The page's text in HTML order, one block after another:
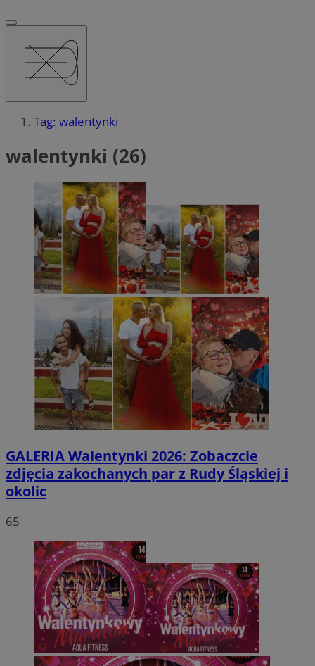
Tag: walentynki
walentynki (26)
GALERIAWalentynki 2026: Zobaczcie
zdjęcia zakochanych par z Rudy Śląskiej i
okolic
65